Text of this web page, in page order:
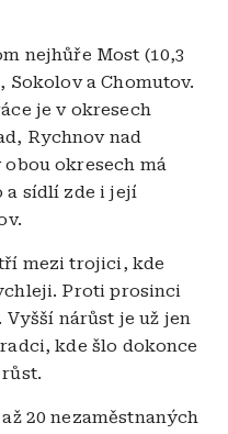
nejhůře Most (10,3
a Chomutov.
je v okresech
Rychnov nad
obou okresech má
a sídlí zde i její
mezi trojici, kde
Proti prosinci
Vyšší nárůst je už jen
kde šlo dokonce
20 nezaměstnaných